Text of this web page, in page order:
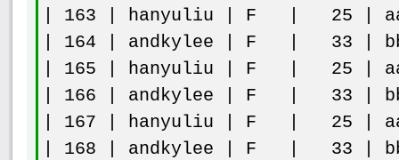
| 163 | hanyuliu | F | 25 |
| 164 | andkylee | F | 33 |
| 165 | hanyuliu | F | 25 |
| 166 | andkylee | F | 33 |
| 167 | hanyuliu | F | 25 |
| 168 | andkylee | F | 33 |